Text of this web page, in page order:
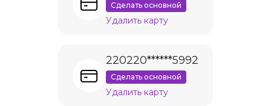
Сделать основной
Удалить карту
220220******5992
Сделать основной
Удалить карту